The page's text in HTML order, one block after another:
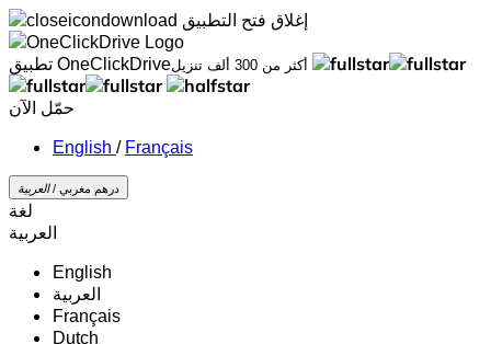
إغلاق فتح التطبيق
تطبيق OneClickDrive
أكثر من 300 ألف تنزيل
حمّل الآن
/ Français
درهم مغربي /‏العربية‏
لغة
‏العربية‏
English
‏العربية‏
Français
Dutch